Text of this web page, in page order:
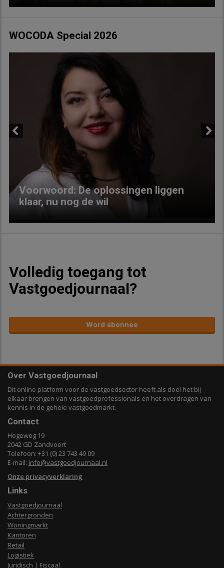
WOCODA Special 2026
Voorwoord: De oplossingen liggen
klaar, nu nog de wil
Volledig toegang tot
Vastgoedjournaal?
Word abonnee
Over Vastgoedjournaal
Dit online platform voor de vastgoedsector heeft als doel het bij
elkaar brengen van vastgoedprofessionals en het overdragen van
kennis in de gehele vastgoedmarkt.
Contact
Hogeweg 19
2042 GD Zandvoort
Telefoon: +31 (0) 23 743 49 09
E-mail: info@vastgoedjournaal.nl
Onze privacyverklaring
Links
Vastgoedjournaal
Achtergronden
Woningmarkt
Kantoren
Retail
Logistiek
Juridisch | Fiscaal